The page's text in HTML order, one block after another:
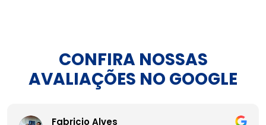
CONFIRA NOSSAS
AVALIAÇÕES NO GOOGLE
Fabricio Alves